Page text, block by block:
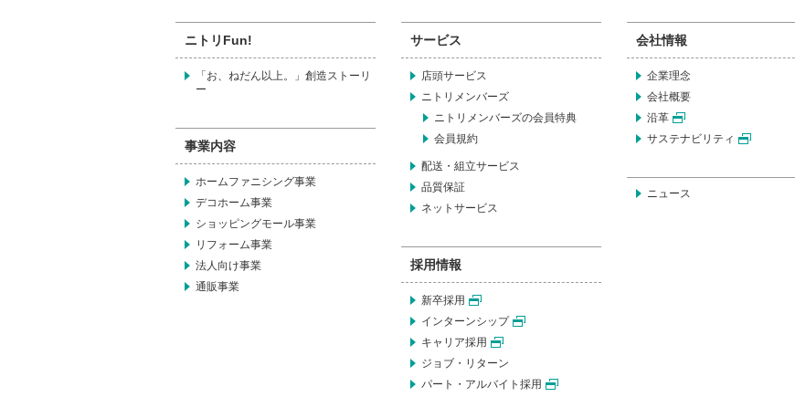
ニトリFun!
「お、ねだん以上。」創造ストーリ
ー
事業内容
ホームファニシング事業
デコホーム事業
ショッピングモール事業
リフォーム事業
法人向け事業
通販事業
サービス
店頭サービス
ニトリメンバーズ
ニトリメンバーズの会員特典
会員規約
配送・組立サービス
品質保証
ネットサービス
採用情報
新卒採用
インターンシップ
キャリア採用
ジョブ・リターン
パート・アルバイト採用
会社情報
企業理念
会社概要
沿革
サステナビリティ
ニュース